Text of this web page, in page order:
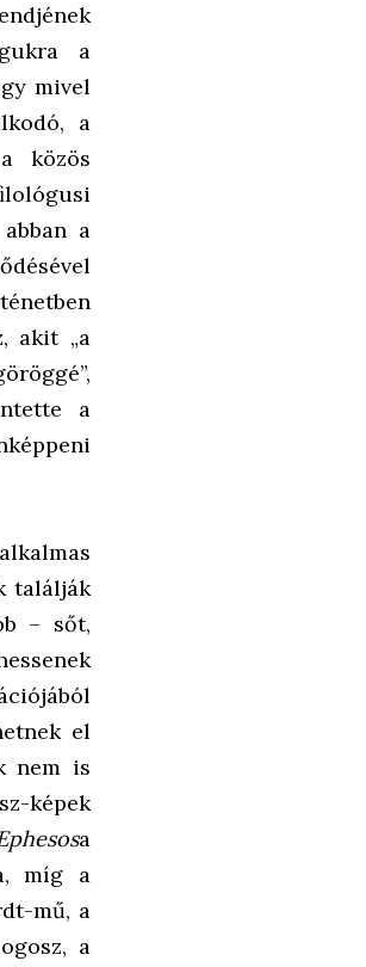
a
mivel
a
közös
a
akit „a
a
találják
– sőt,
el
nem is
képek
a
míg a
mű, a
a